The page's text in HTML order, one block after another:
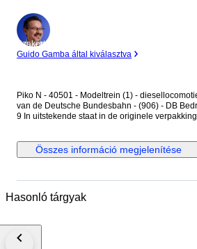
Szakértő
Guido Gamba által kiválasztva
Piko N - 40501 - Modeltrein (1) -
van de Deutsche Bundesbahn - (906) - DB Bedrijfsnummer: BR 221 115-
9 In uitstekende staat in de originele verpakking Digitaal met diverse licht
Összes információ megjelenítése
Hasonló tárgyak